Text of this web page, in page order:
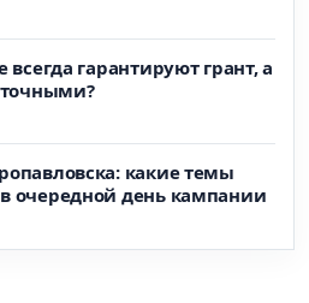
гарантируют грант, а
какие темы
очередной день кампании